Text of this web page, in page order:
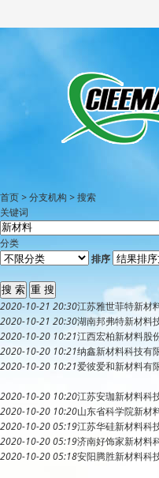
首页 >分支机构 >搜索
关键词
分类
排序
2020-10-21 20:30江苏雅世菲特新材
2020-10-21 20:30湖南邦弗特新材料
2020-10-20 10:21江西宏柏新材料股
2020-10-20 10:21纳鑫新材料科技有
2020-10-20 10:21爱彼爱和新材料有
2020-10-20 10:20江苏安珈新材料科
2020-10-20 10:20山东省科学院新材
2020-10-20 05:19江苏华硅新材料科
2020-10-20 05:19济南好饰家新材料
2020-10-20 05:18安阳腾胜新材料科